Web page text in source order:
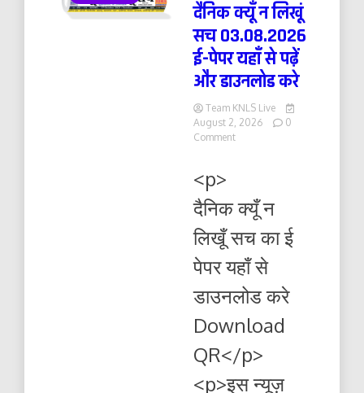
दैनिक क्यूँ न लिखूं
सच 03.08.2026
ई-पेपर यहाँ से पढ़ें
और डाउनलोड करे
Team KNLS Live
August 2, 2026
0
Commenton
सच
03.08.2026
ई-
यहाँ
पढ़ें
डाउनलोड
<p>
दैनिक क्यूँ न
लिखूँ सच का ई
पेपर यहाँ से
डाउनलोड करे
Download
QR</p>
<p>इस न्यूज़